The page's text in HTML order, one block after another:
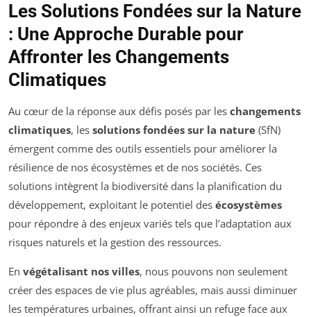
Les Solutions Fondées sur la Nature
: Une Approche Durable pour
Affronter les Changements
Climatiques
Au cœur de la réponse aux défis posés par les changements
climatiques, les solutions fondées sur la nature (SfN)
émergent comme des outils essentiels pour améliorer la
résilience de nos écosystèmes et de nos sociétés. Ces
solutions intègrent la biodiversité dans la planification du
développement, exploitant le potentiel des écosystèmes
pour répondre à des enjeux variés tels que l’adaptation aux
risques naturels et la gestion des ressources.
En végétalisant nos villes, nous pouvons non seulement
créer des espaces de vie plus agréables, mais aussi diminuer
les températures urbaines, offrant ainsi un refuge face aux